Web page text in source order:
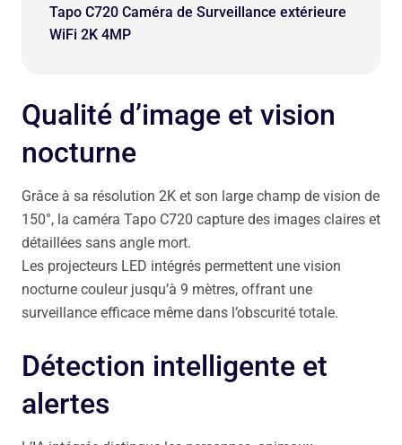
Tapo C720 Caméra de Surveillance extérieure
WiFi 2K 4MP
Qualité d’image et vision
nocturne
Grâce à sa résolution 2K et son large champ de vision de
150°, la caméra Tapo C720 capture des images claires et
détaillées sans angle mort.
Les projecteurs LED intégrés permettent une vision
nocturne couleur jusqu’à 9 mètres, offrant une
surveillance efficace même dans l’obscurité totale.
Détection intelligente et
alertes